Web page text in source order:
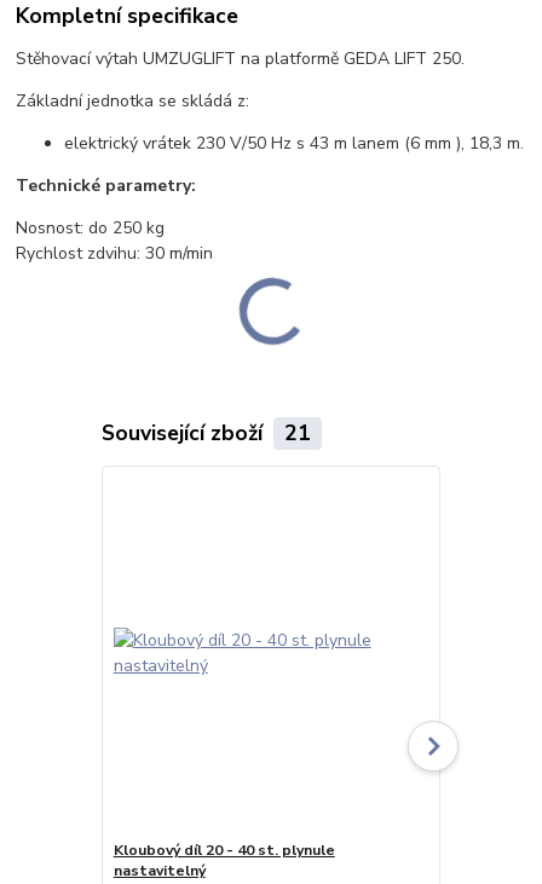
Kompletní specifikace
Stěhovací výtah UMZUGLIFT na platformě GEDA LIFT 250.
Základní jednotka se skládá z:
elektrický vrátek 230 V/50 Hz s 43 m lanem (6 mm ), 18,3 m.
Technické parametry:
Nosnost: do 250 kg
Rychlost zdvihu: 30 m/min.
Související zboží 21
Kloubový díl 20 - 40 st. plynule
nastavitelný